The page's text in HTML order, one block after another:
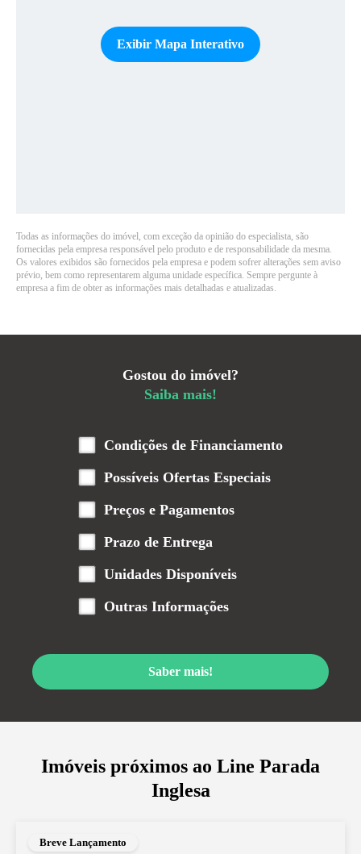
Exibir Mapa Interativo
Todas as informações do imóvel, com exceção da opinião do especialista, são
fornecidas pela empresa responsável pelo produto e de responsabilidade da mesma.
Os valores exibidos são fornecidos pela empresa e podem sofrer alterações sem aviso
prévio, bem como representarem alguma unidade específica. Sempre pergunte à
empresa a fim de obter as informações mais detalhadas e atualizadas.
Gostou do imóvel?
Saiba mais!
Condições de Financiamento
Possíveis Ofertas Especiais
Preços e Pagamentos
Prazo de Entrega
Unidades Disponíveis
Outras Informações
Saber mais!
Imóveis próximos ao Line Parada
Inglesa
Breve Lançamento